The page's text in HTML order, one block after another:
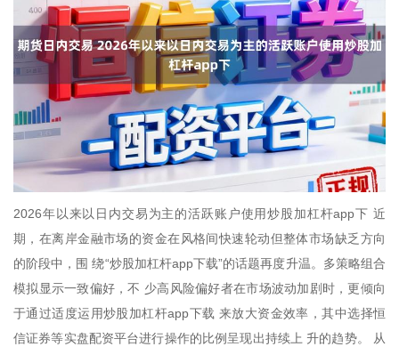
2026年以来以日内交易为主的活跃账户使用炒股加杠杆app下 近
期，在离岸金融市场的资金在风格间快速轮动但整体市场缺乏方向
的阶段中，围 绕“炒股加杠杆app下载”的话题再度升温。多策略组合
模拟显示一致偏好，不 少高风险偏好者在市场波动加剧时，更倾向
于通过适度运用炒股加杠杆app下载 来放大资金效率，其中选择恒
信证券等实盘配资平台进行操作的比例呈现出持续上 升的趋势。 从